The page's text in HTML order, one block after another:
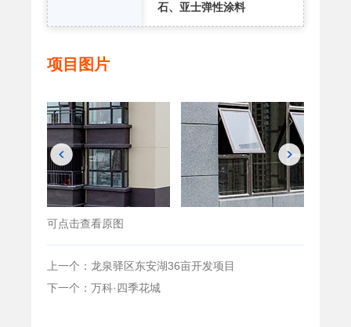
石、亚士弹性涂料
项目图片
可点击查看原图
上一个：龙泉驿区东安湖36亩开发项目
下一个：万科·四季花城